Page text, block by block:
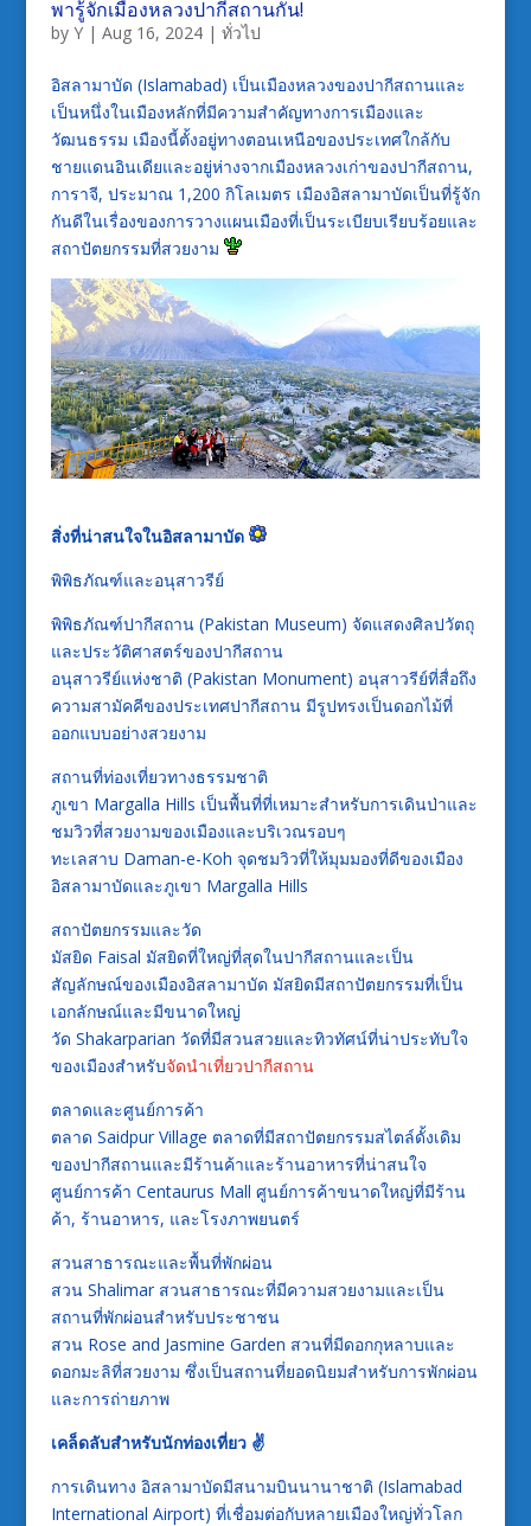
พารู้จักเมืองหลวงปากีสถานกัน!
by Y| Aug 16, 2024| ทั่วไป
อิสลามาบัด (Islamabad) เป็นเมืองหลวงของปากีสถานและ
เป็นหนึ่งในเมืองหลักที่มีความสำคัญทางการเมืองและ
วัฒนธรรม เมืองนี้ตั้งอยู่ทางตอนเหนือของประเทศใกล้กับ
ชายแดนอินเดียและอยู่ห่างจากเมืองหลวงเก่าของปากีสถาน,
การาจี, ประมาณ 1,200 กิโลเมตร เมืองอิสลามาบัดเป็นที่รู้จัก
กันดีในเรื่องของการวางแผนเมืองที่เป็นระเบียบเรียบร้อยและ
สถาปัตยกรรมที่สวยงาม
สิ่งที่น่าสนใจในอิสลามาบัด
พิพิธภัณฑ์และอนุสาวรีย์
พิพิธภัณฑ์ปากีสถาน (Pakistan Museum) จัดแสดงศิลปวัตถุ
และประวัติศาสตร์ของปากีสถาน
อนุสาวรีย์แห่งชาติ (Pakistan Monument) อนุสาวรีย์ที่สื่อถึง
ความสามัคคีของประเทศปากีสถาน มีรูปทรงเป็นดอกไม้ที่
ออกแบบอย่างสวยงาม
สถานที่ท่องเที่ยวทางธรรมชาติ
ภูเขา Margalla Hills เป็นพื้นที่ที่เหมาะสำหรับการเดินป่าและ
ชมวิวที่สวยงามของเมืองและบริเวณรอบๆ
ทะเลสาบ Daman-e-Koh จุดชมวิวที่ให้มุมมองที่ดีของเมือง
อิสลามาบัดและภูเขา Margalla Hills
สถาปัตยกรรมและวัด
มัสยิด Faisal มัสยิดที่ใหญ่ที่สุดในปากีสถานและเป็น
สัญลักษณ์ของเมืองอิสลามาบัด มัสยิดมีสถาปัตยกรรมที่เป็น
เอกลักษณ์และมีขนาดใหญ่
วัด Shakarparian วัดที่มีสวนสวยและทิวทัศน์ที่น่าประทับใจ
ของเมืองสำหรับจัดนำเที่ยวปากีสถาน
ตลาดและศูนย์การค้า
ตลาด Saidpur Village ตลาดที่มีสถาปัตยกรรมสไตล์ดั้งเดิม
ของปากีสถานและมีร้านค้าและร้านอาหารที่น่าสนใจ
ศูนย์การค้า Centaurus Mall ศูนย์การค้าขนาดใหญ่ที่มีร้าน
ค้า, ร้านอาหาร, และโรงภาพยนตร์
สวนสาธารณะและพื้นที่พักผ่อน
สวน Shalimar สวนสาธารณะที่มีความสวยงามและเป็น
สถานที่พักผ่อนสำหรับประชาชน
สวน Rose and Jasmine Garden สวนที่มีดอกกุหลาบและ
ดอกมะลิที่สวยงาม ซึ่งเป็นสถานที่ยอดนิยมสำหรับการพักผ่อน
และการถ่ายภาพ
เคล็ดลับสำหรับนักท่องเที่ยว ✌
การเดินทาง อิสลามาบัดมีสนามบินนานาชาติ (Islamabad
International Airport) ที่เชื่อมต่อกับหลายเมืองใหญ่ทั่วโลก